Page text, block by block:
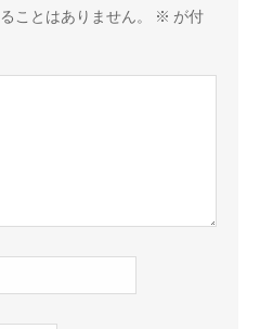
ことはありません。 ※ が付